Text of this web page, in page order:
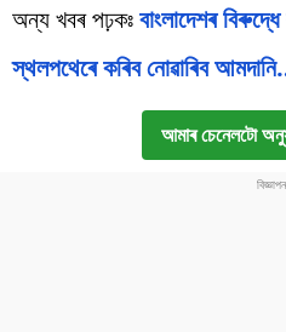
অন্য খবৰ পঢ়কঃবাংলাদেশৰ
স্থলপথেৰে কৰিব নোৱাৰিব
আমাৰ চেনেলটো